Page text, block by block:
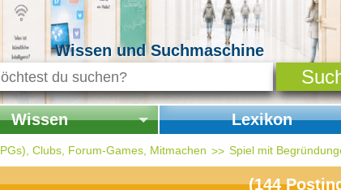
Wissen und Suchmaschine
Wissen
Wissen
Lexikon
Startseite Lexikon
Clubs, Forum-Games, Mitmachen Spiel mit
(144